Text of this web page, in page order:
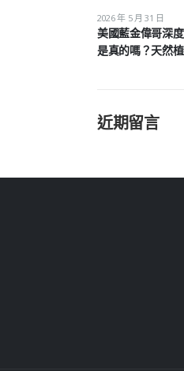
美國藍金偉哥深
是真的嗎？天然
2026 年 5 月 31 日
近期留言